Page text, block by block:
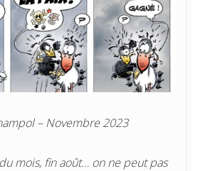
– Novembre 2023
mois, fin août… on ne peut pas